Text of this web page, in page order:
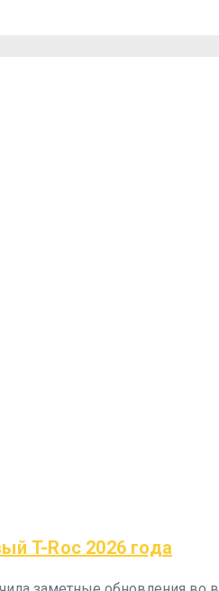
T-Roc 2026 года